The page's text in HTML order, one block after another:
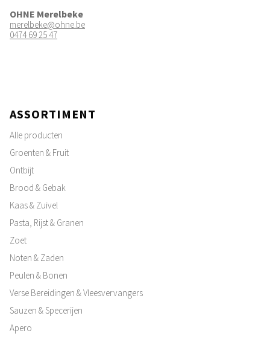
OHNE Merelbeke
merelbeke@ohne.be
0474 69 25 47
ASSORTIMENT
Alle producten
Groenten & Fruit
Ontbijt
Brood & Gebak
Kaas & Zuivel
Pasta, Rijst & Granen
Zoet
Noten & Zaden
Peulen & Bonen
Verse Bereidingen & Vleesvervangers
Sauzen & Specerijen
Apero